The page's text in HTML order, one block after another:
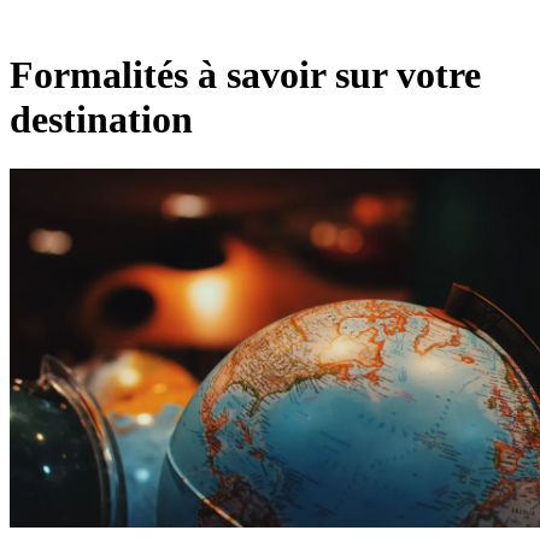
Formalités à savoir sur votre
destination